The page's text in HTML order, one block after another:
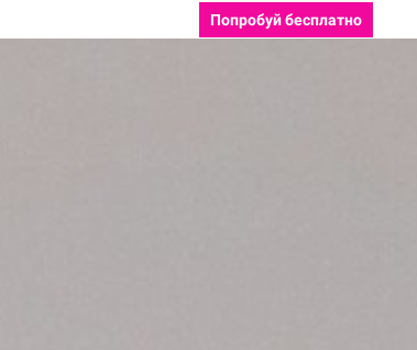
Попробуй бесплатно